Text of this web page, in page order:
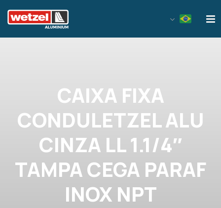
CAIXA FIXA
CONDULETZEL ALU
CINZA LL 1.1/4″
TAMPA CEGA PARAF
INOX NPT